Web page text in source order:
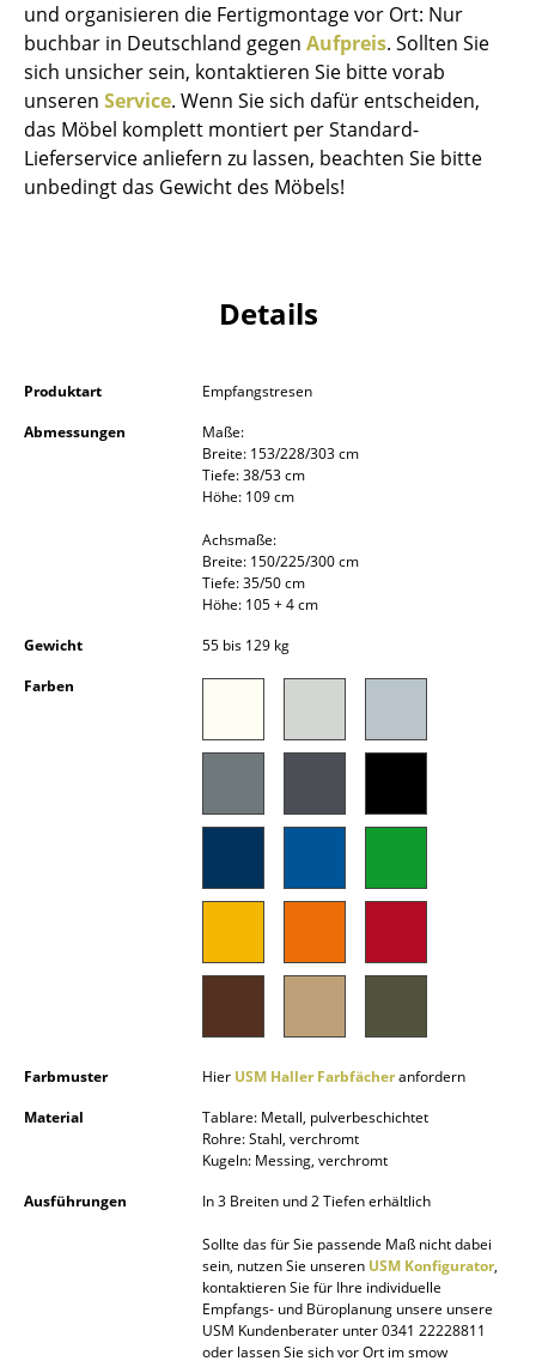
Tischleuchten
Schreibtischleuchten
Stehleuchten & Leseleuchten
Bodenleuchten
Betten
Nachttische & Bettzubehör
Figuren & Miniaturen
Kissen
... alle Accessoires
und organisieren die Fertigmontage vor Ort: Nur
buchbar in Deutschland gegen Aufpreis. Sollten Sie
sich unsicher sein, kontaktieren Sie bitte vorab
unseren Service. Wenn Sie sich dafür entscheiden,
das Möbel komplett montiert per Standard-
Lieferservice anliefern zu lassen, beachten Sie bitte
unbedingt das Gewicht des Möbels!
Details
Produktart
Empfangstresen
Abmessungen
Maße:
Breite: 153/228/303 cm
Tiefe: 38/53 cm
Höhe: 109 cm
Achsmaße:
Breite: 150/225/300 cm
Tiefe: 35/50 cm
Höhe: 105 + 4 cm
Gewicht
55 bis 129 kg
Farben
Farbmuster Hier USM Haller Farbfächeranfordern
Material
Tablare: Metall, pulverbeschichtet
Rohre: Stahl, verchromt
Kugeln: Messing, verchromt
Ausführungen
In 3 Breiten und 2 Tiefen erhältlich
Sollte das für Sie passende Maß nicht dabei
sein, nutzen Sie unseren USM Konfigurator,
kontaktieren Sie für Ihre individuelle
Empfangs- und Büroplanung unsere unsere
USM Kundenberater unter 0341 22228811
oder lassen Sie sich vor Ort im smow